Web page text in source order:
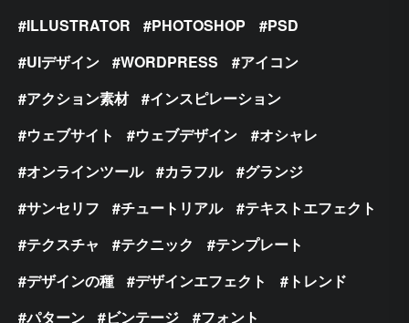
ILLUSTRATOR
PHOTOSHOP
PSD
UIデザイン
WORDPRESS
アイコン
アクション素材
インスピレーション
ウェブサイト
ウェブデザイン
オシャレ
オンラインツール
カラフル
グランジ
サンセリフ
チュートリアル
テキストエフェクト
テクスチャ
テクニック
テンプレート
デザインの種
デザインエフェクト
トレンド
パターン
ビンテージ
フォント